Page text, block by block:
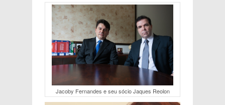
Jacoby Fernandes e seu sócio Jaques Reolon